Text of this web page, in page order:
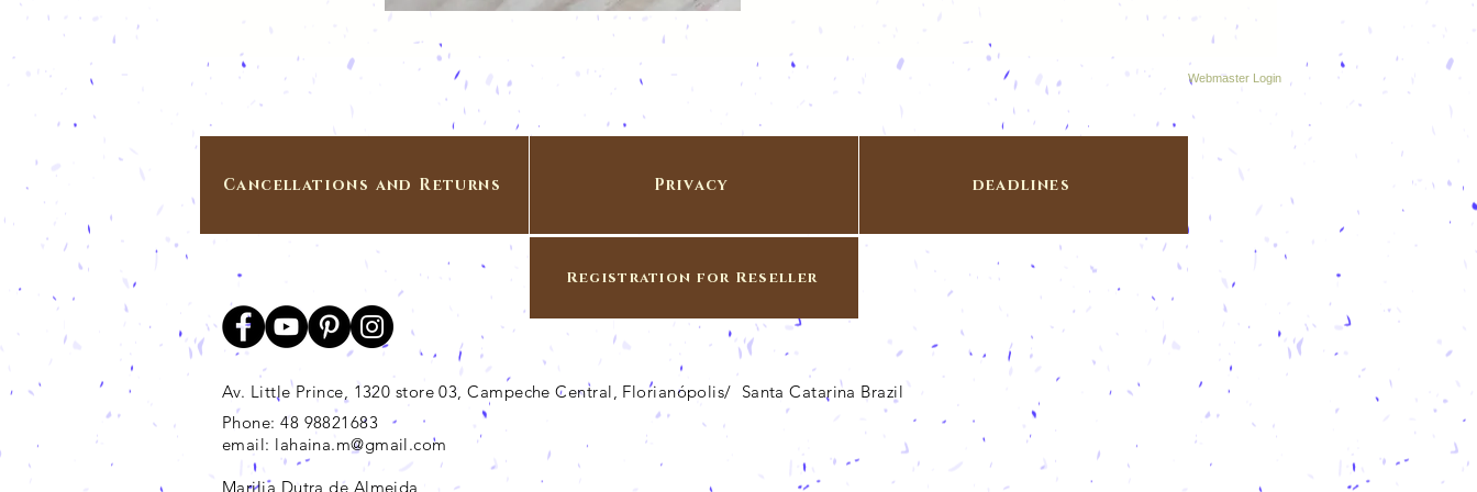
Webmaster Login
Cancellations and Returns Privacy deadlines
Registration for Reseller
Av. Little Prince, 1320 store 03, Campeche Central, Florianópolis/ Santa Catarina Brazil
Phone: 48 98821683
email: lahaina.m@gmail.com
Marilia Dutra de Almeida